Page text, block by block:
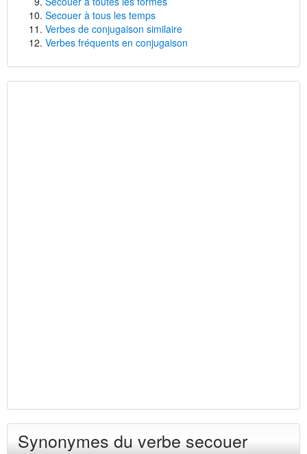
Secouer à tous les temps
Verbes de conjugaison similaire
Verbes fréquents en conjugaison
Synonymes du verbe secouer